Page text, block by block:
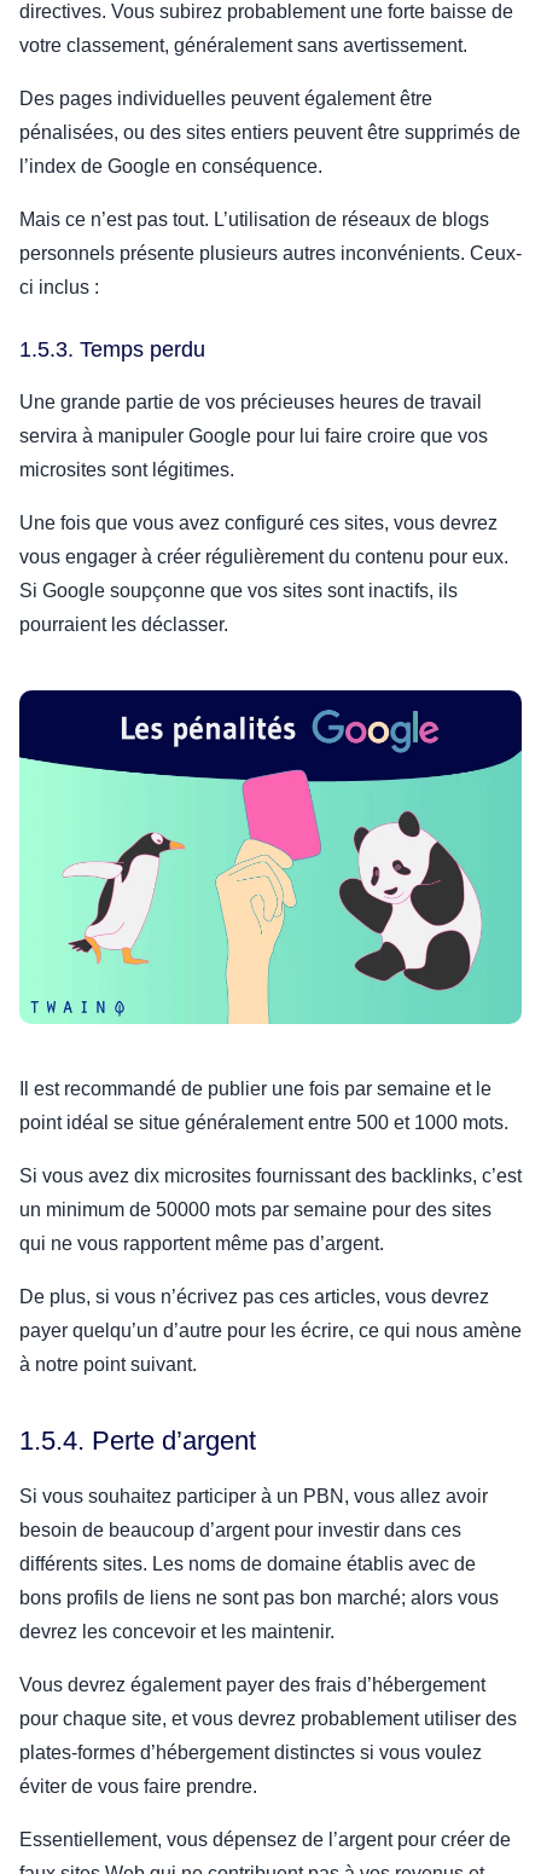
directives. Vous subirez probablement une forte baisse de
votre classement, généralement sans avertissement.
Des pages individuelles peuvent également être
pénalisées, ou des sites entiers peuvent être supprimés de
l’index de Google en conséquence.
Mais ce n’est pas tout. L’utilisation de réseaux de blogs
personnels présente plusieurs autres inconvénients. Ceux-
ci inclus :
1.5.3. Temps perdu
Une grande partie de vos précieuses heures de travail
servira à manipuler Google pour lui faire croire que vos
microsites sont légitimes.
Une fois que vous avez configuré ces sites, vous devrez
vous engager à créer régulièrement du contenu pour eux.
Si Google soupçonne que vos sites sont inactifs, ils
pourraient les déclasser.
Il est recommandé de publier une fois par semaine et le
point idéal se situe généralement entre 500 et 1000 mots.
Si vous avez dix microsites fournissant des backlinks, c’est
un minimum de 50000 mots par semaine pour des sites
qui ne vous rapportent même pas d’argent.
De plus, si vous n’écrivez pas ces articles, vous devrez
payer quelqu’un d’autre pour les écrire, ce qui nous amène
à notre point suivant.
1.5.4. Perte d’argent
Si vous souhaitez participer à un PBN, vous allez avoir
besoin de beaucoup d’argent pour investir dans ces
différents sites. Les noms de domaine établis avec de
bons profils de liens ne sont pas bon marché; alors vous
devrez les concevoir et les maintenir.
Vous devrez également payer des frais d’hébergement
pour chaque site, et vous devrez probablement utiliser des
plates-formes d’hébergement distinctes si vous voulez
éviter de vous faire prendre.
Essentiellement, vous dépensez de l’argent pour créer de